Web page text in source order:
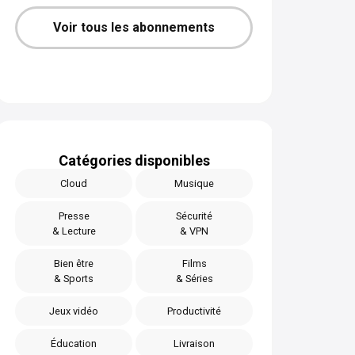
Voir tous les abonnements
Catégories disponibles
Cloud Musique
Presse
& Lecture
Sécurité
& VPN
Bien être
& Sports
Films
& Séries
Jeux vidéo Productivité
Éducation Livraison